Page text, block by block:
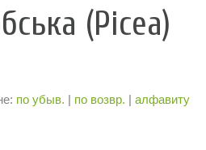
(Picea)
по убыв. | по возвр. | алфавиту